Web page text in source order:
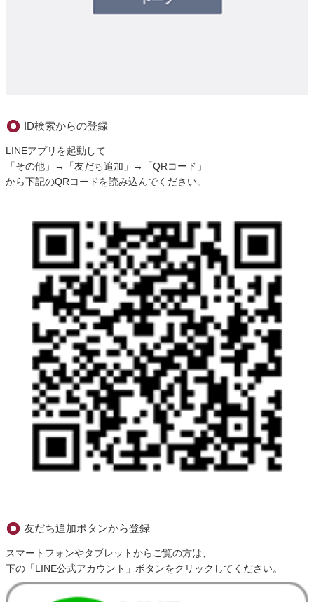
ID検索からの登録
LINEアプリを起動して
「その他」→「友だち追加」→「QRコード」
から下記のQRコードを読み込んでください。
友だち追加ボタンから登録
スマートフォンやタブレットからご覧の方は、
下の「LINE公式アカウント」ボタンをクリックしてください。